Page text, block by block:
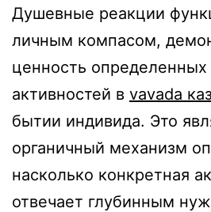
Душевные реакции
личным компасом,
ценность определенных
активностей в vavada
бытии индивида. Это
органичный механизм
насколько конкретная
отвечает глубинным